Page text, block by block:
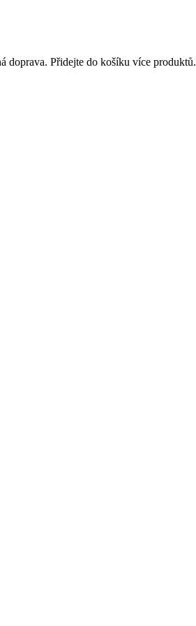
doprava. Přidejte do košíku více produktů.